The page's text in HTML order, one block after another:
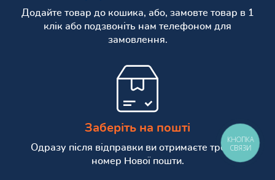
Додайте товар до кошика, або, замовте товар в 1
клік або подзвоніть нам телефоном для
замовлення.
Заберіть на пошті
Одразу після відправки ви отримаєте трекінг
номер Нової пошти.
КНОПКА
СВЯЗИ